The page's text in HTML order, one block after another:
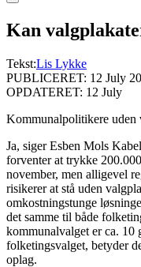
Kan
Tekst:Lis Lykke
PUBLICERET: 12 July
OPDATERET: 12 July
Kommunalpolitikere uden
Ja, siger Esben Mols
forventer at trykke
november, men alligevel
risikerer at stå uden
omkostningstunge
det samme til både
kommunalvalget er ca. 10
folketingsvalget, betyder
oplag.